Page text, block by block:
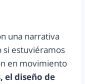
una narrativa
si estuviéramos
en movimiento
el diseño de